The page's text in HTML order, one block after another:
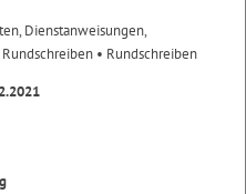
Dienstanweisungen,
• Rundschreiben